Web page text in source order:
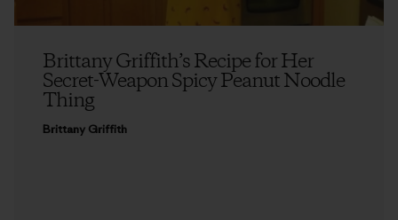
Brittany Griffith’s Recipe for Her
Secret-Weapon Spicy Peanut Noodle
Thing
Brittany Griffith